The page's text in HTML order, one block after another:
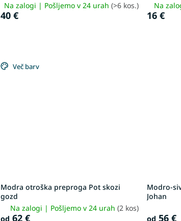
Na zalogi | Pošljemo v 24 urah (>6 kos.)
40 €
Na
16 €
Več barv
Modra otroška preproga Pot skozi
gozd
Na zalogi | Pošljemo v 24 urah (2 kos)
od 62 €
Modro-
Johan
od 56 €